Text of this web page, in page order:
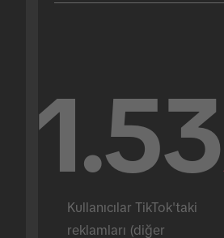
1.53
Kullanıcılar TikTok'taki
reklamları (diğer